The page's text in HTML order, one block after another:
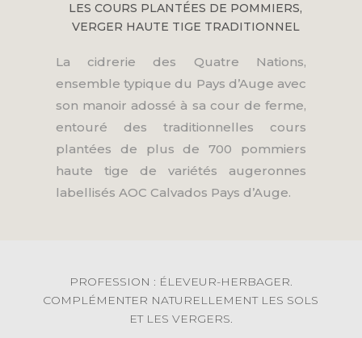
LES COURS PLANTÉES DE POMMIERS,
VERGER HAUTE TIGE TRADITIONNEL
La cidrerie des Quatre Nations,
ensemble typique du Pays d’Auge avec
son manoir adossé à sa cour de ferme,
entouré des traditionnelles cours
plantées de plus de 700 pommiers
haute tige de variétés augeronnes
labellisés AOC Calvados Pays d’Auge.
PROFESSION : ÉLEVEUR-HERBAGER.
COMPLÉMENTER NATURELLEMENT LES SOLS
ET LES VERGERS.